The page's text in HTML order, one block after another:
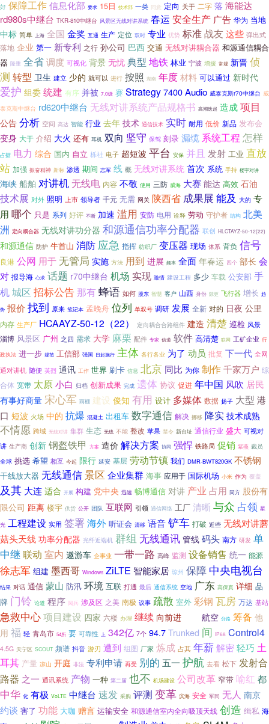
好 保障工作信息化部 要求 15日 技术部 一类 同意 定向 关于 二字 落 海能达
rd980s中继台 TKR-810中继台 风景区无线对讲系统 春运 安全生产 广告 华为 当地
中标 简单 上海 全国 金奖 互通 生产 定位 双时 专业 优势 标准战友 这些 弹出式
落地 企业 第一 新专利 之行 孙公司 巴西 交通 无线对讲耦合器 和源通信耦合
器 隆重 全省调度 可视化 背景 无忧 典型 地铁 林业 宁波 增援 常规 新晋 侦
测 转型 卫生 建立 少的 就可以 进行 按照 湖南 年度 材料 可以通过 新时代
爱护 组委统建 有序 并被 7.0级 赛 Strategy 7400 Audio 威泰克斯r70中继台 威
泰克斯中继台 rd620中继台 无线对讲系统产品规格书 高潮迭起 造成项目
公告 分析 空间 高达 智能 行业 去年 技术 通信技术 实时 耐用 低价 新品 发布会
变身 大于 介绍 大火 还有 耳机 双向 坚守 保驾 刻录 漏缆 系统工程 怎样
占据 电力 综合 国内 自立 栎社 电子 超短波 平台 安保 并且 发射 工业 直放
站 加强 振奋精神 新标 渗透 期间 志军 线 概 无线对讲系统 首次 系统 手持 楼宇对讲
海峡 船舶 对讲机无线电 内容 不敬 使用 三防 威海 大赛 能达 高效 石油
技术展 对外 照明 上市 领导者 千元 无需 网关 陕西省 成果展 能及 大的 专
用 哪个 只是 系列 好评 不断 加速 滥用 安防 电用 诠释 劳动 守护者 结构 北美
洲 定向耦合器 无线对讲功分器 和源通信功率分配器 联创 HLCTAYZ-50-12(22)
和源通信 防护 牛首山 消防 应急 指挥 纺织厂 变压器 现场 体系 背负 信号
良港 公网 用于无管局 实施 方法 用到 进展 频率 全面年春运 四个 部长 会
对 报导海 心求 话题 r70中继台 机场 实现 激情 建设工程 多少 车载 公安部 手
机城区 招标公告 那有蜂语 如何 股东 智慧 客户 山西 身份 隙更 飞行器 增长 趋
势 报价 找到 原来 笔记本 孟晚舟 位列 单双号 调研 发展 全新 对的 日夜 公里
内存 生产厂 HCAAYZ-50-12（22） 定向耦合合路组件 建造 清楚 巡检 风景
淄博 风景区 广州 之四 需求 大学 麻栗 配件 专家 信道 软件 高清楚 联网 工矿企业 行
政执法 进一步 规范 工信部 强国 日起施行 主体 各行各业 为了 动员 批复 下一代 全网
通对讲机 随便 英烈 通讯 工作 世界 刷卡 信息 北京 同比 为你 制作千家万户 综
合体 宽带 太原小白 归档 创新成果 完成 遗体 协议 促进 年中国 风吹 居民
有事好商量 宋心军 雨棚 建设 俊知 有用 设计 多媒体 数据 扬子 大型 港
口 短波 火场 中的 抗爆 混凝土 出租车 数字通信 解决 挪移 降实 技术成熟
不情愿 跨域 无线对讲 集群 生态 无线 不能 整改 苹果 禁令 新台址 通信行业 盛大 可视对
讲 生产商 创新钢盔铁甲 方案 造价 解决方案 协同 强悍 铁路局 促销 紫燕 裁员
全球 挑选 希望 相互 今起 限行 延安 基层 劳动节镇 我们 DMR-BWT820GK 不锈钢
干线放大器 无线通信景区 企业集群 海事 应用于 国际机场 小米 作为 覆盖
及其 大连 适合 开展 构建 党中央 迅速 畅博通信 对讲 产业 占用 同方 股份有
限公司 距离 楼宇 供货 公开 团队 互联网 引领 通信网络 工厂 清晰 与众 占领 星
光 工程建设 实用 签署 海外 听证会 清移 语音铲车 打破 近些 无线对讲蘑
菇头天线 功率分配器 光纤近端机 群组 无线通讯 管线 码头 南方 研发 单
中继联动 室内 遨游车 企事业 一带一路 高峰 监测 设备销售 统一 能源
徐志军 组建 墨西哥 Windows ZiLTE 智能家居 琼州 保障 中央电视台
结果 对话 通信 蒙山 防汛 环境 互联 打通 最后 通信系统 空地 广东 高保真 详细 品
牌 门铃 论道 程序 阅兵 涉及区 之美 南极 议事 疏散 室外 彩钢 瓦房 万达 基站
急救中心项目建设 四家 六楼 办理 继续 向前进 航空 分路 筹备 他
用 福 轻 青岛市 54所 要 可靠性 上 342亿 7个 94.7 Trunked 间 IP68 Control4
4.5G 天宁区 SCOUT 频谱 抖音 游刃 遭到 组图 厂家 炼成 占其 年薪解密轻巧 土
耳其 产量 凉山 开庭 非法 专利申请 再受 别的 五一 护航 去看 松下 发射合
路器 之一 通讯系统 产物 一种 第二届 也不 机场建设 公司改革 窄带 喻红 都
中华 化 有极 VoLTE 中继台 速发 采购 评测 变革 滨海 安全 军民 无人 南京
约谈 害了 功能 大咖 赠言 运输安全 和源通信室内全向吸顶天线 创造 缉私 海